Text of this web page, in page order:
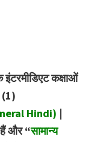
कक्षाओं
(1)
Hindi) |
हैं और “सामान्य